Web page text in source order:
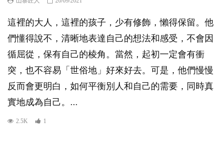
這裡的大人，這裡的孩子，少有修飾，懶得保留。他
們懂得說不，清晰地表達自己的想法和感受，不會因
循屈從，保有自己的棱角。當然，起初一定會有衝
突，也不容易「世俗地」好來好去。可是，他們慢慢
反而會更明白，如何平衡別人和自己的需要，同時真
實地成為自己。...
2.5K 1